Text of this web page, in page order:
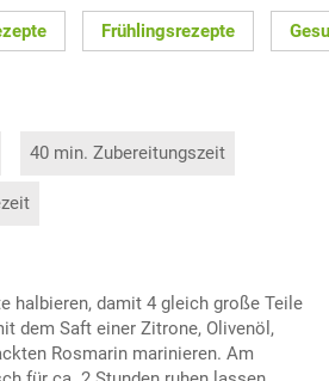
Frühlingsrezepte
40 min. Zubereitungszeit
halbieren, damit 4 gleich große Teile
dem Saft einer Zitrone, Olivenöl,
Rosmarin marinieren. Am